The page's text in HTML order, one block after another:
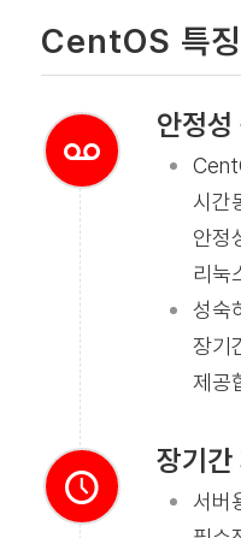
CentOS 특징
안정성
시간
안정
리눅
성숙
장기
제공
장기간
서버